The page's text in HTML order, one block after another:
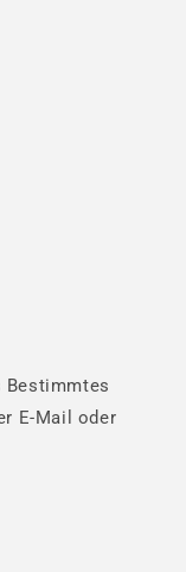
Bestimmtes
E-Mail oder